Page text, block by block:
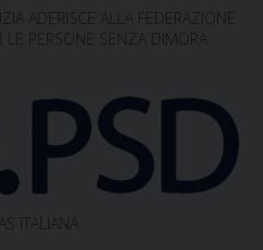
ADERISCE ALLA FEDERAZIONE
LE PERSONE SENZA DIMORA
ITALIANA